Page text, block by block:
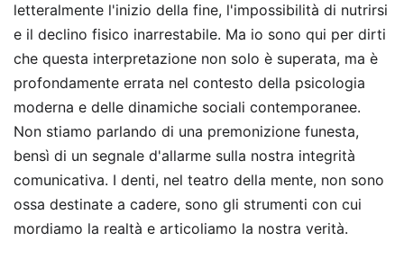
letteralmente l'inizio della fine, l'impossibilità di nutrirsi
e il declino fisico inarrestabile. Ma io sono qui per dirti
che questa interpretazione non solo è superata, ma è
profondamente errata nel contesto della psicologia
moderna e delle dinamiche sociali contemporanee.
Non stiamo parlando di una premonizione funesta,
bensì di un segnale d'allarme sulla nostra integrità
comunicativa. I denti, nel teatro della mente, non sono
ossa destinate a cadere, sono gli strumenti con cui
mordiamo la realtà e articoliamo la nostra verità.